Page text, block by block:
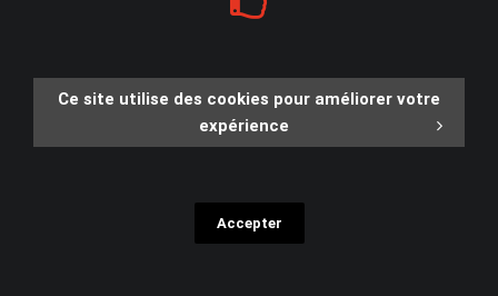
Ce site utilise des cookies pour améliorer votre
expérience
Accepter